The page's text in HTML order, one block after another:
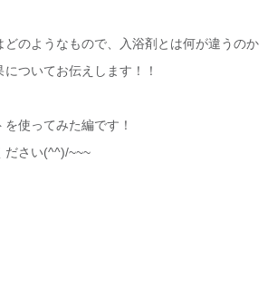
どのようなもので、入浴剤とは何が違うのか
ついてお伝えします！！
使ってみた編です！
ださい(^^)/~~~